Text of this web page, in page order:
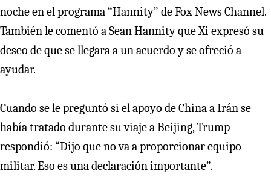
noche en el programa “Hannity” de Fox News Channel.
También le comentó a Sean Hannity que Xi expresó su
deseo de que se llegara a un acuerdo y se ofreció a
ayudar.
Cuando se le preguntó si el apoyo de China a Irán se
había tratado durante su viaje a Beijing, Trump
respondió: “Dijo que no va a proporcionar equipo
militar. Eso es una declaración importante”.